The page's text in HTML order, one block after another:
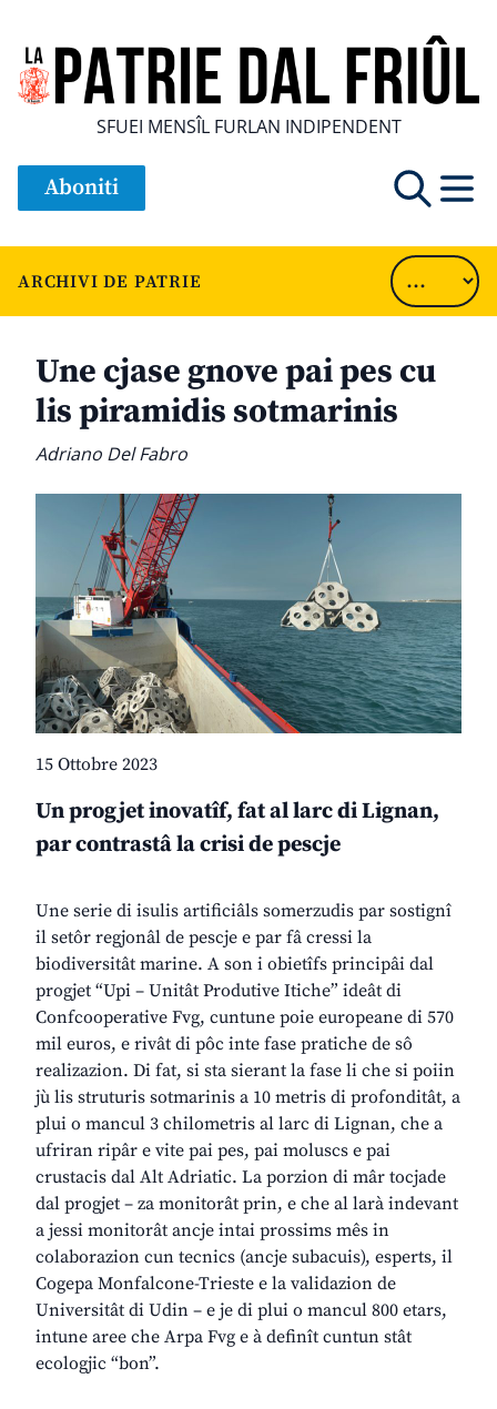
SFUEI MENSÎL FURLAN INDIPENDENT
Aboniti
ARCHIVI DE PATRIE
Une cjase gnove pai pes cu
lis piramidis sotmarinis
Adriano Del Fabro
15 Ottobre 2023
Un progjet inovatîf, fat al larc di Lignan,
par contrastâ la crisi de pescje
Une serie di isulis artificiâls somerzudis par sostignî
il setôr regjonâl de pescje e par fâ cressi la
biodiversitât marine. A son i obietîfs principâi dal
progjet “Upi – Unitât Produtive Itiche” ideât di
Confcooperative Fvg, cuntune poie europeane di 570
mil euros, e rivât di pôc inte fase pratiche de sô
realizazion. Di fat, si sta sierant la fase li che si poiin
jù lis struturis sotmarinis a 10 metris di profonditât, a
plui o mancul 3 chilometris al larc di Lignan, che a
ufriran ripâr e vite pai pes, pai moluscs e pai
crustacis dal Alt Adriatic. La porzion di mâr tocjade
dal progjet – za monitorât prin, e che al larà indevant
a jessi monitorât ancje intai prossims mês in
colaborazion cun tecnics (ancje subacuis), esperts, il
Cogepa Monfalcone-Trieste e la validazion de
Universitât di Udin – e je di plui o mancul 800 etars,
intune aree che Arpa Fvg e à definît cuntun stât
ecologjic “bon”.